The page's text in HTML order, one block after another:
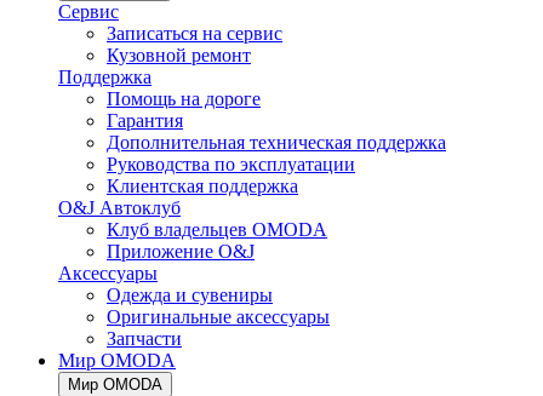
Сервис
Записаться на сервис
Кузовной ремонт
Поддержка
Помощь на дороге
Гарантия
Дополнительная техническая поддержка
Руководства по эксплуатации
Клиентская поддержка
O&J Автоклуб
Клуб владельцев OMODA
Приложение O&J
Аксессуары
Одежда и сувениры
Оригинальные аксессуары
Запчасти
Мир OMODA
Мир OMODA